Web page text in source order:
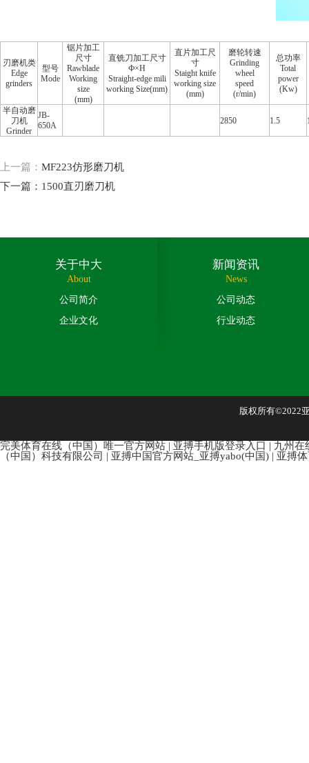
刃磨机类
Edge
grinders
型号
Mode
锯片加工
尺寸
Rawblade
Working
size
(mm)
直铣刀加工尺寸
Ф×H
Straight-edge mili
working Size(mm)
直片加工尺
寸
Staight knife
working size
(mm)
磨轮转速
Grinding
wheel
speed
(r/min)
总功率
Total
power
(Kw)
半自动磨
刀机
Grinder
JB-
650A
2850 1.5
上一篇： MF223仿形磨刀机
下一篇： 1500直刃磨刀机
关于中大
About
公司简介
企业文化
新闻资讯
News
公司动态
行业动态
版权所有©2022
完美体育在线（中国）唯一官方网站 | 亚搏手机版登录入口 | 九州在
（中国）科技有限公司 | 亚搏中国官方网站_亚搏yabo(中国) | 亚搏